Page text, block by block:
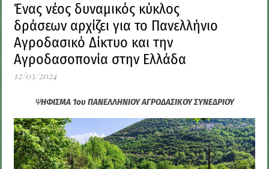
Ένας νέος δυναμικός κύκλος
δράσεων αρχίζει για το Πανελλήνιο
Αγροδασικό Δίκτυο και την
Αγροδασοπονία στην Ελλάδα
12/03/2024
ΨΗΦΙΣΜΑ 1ου ΠΑΝΕΛΛΗΝΙΟΥ ΑΓΡΟΔΑΣΙΚΟΥ ΣΥΝΕΔΡΙΟΥ